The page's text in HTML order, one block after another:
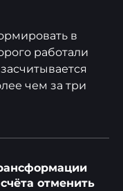
в
работали
чем за три
отменить